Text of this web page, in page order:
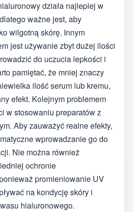
działa najlepiej w
ważne jest, aby
wilgotną skórę. Innym
jest używanie zbyt dużej ilości
do uczucia lepkości i
pamiętać, że mniej znaczy
ilość serum lub kremu,
efekt. Kolejnym problemem
w stosowaniu preparatów z
Aby zauważyć realne efekty,
wprowadzanie go do
Nie można również
ochronie
promieniowanie UV
na kondycję skóry i
hialuronowego.